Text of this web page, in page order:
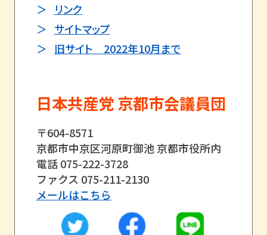
日本共産党 京都市会議員団
〒604-8571
京都市中京区河原町御池 京都市役所内
電話 075-222-3728
ファクス 075-211-2130
メールはこちら
リンク
サイトマップ
旧サイト 2022年10月まで